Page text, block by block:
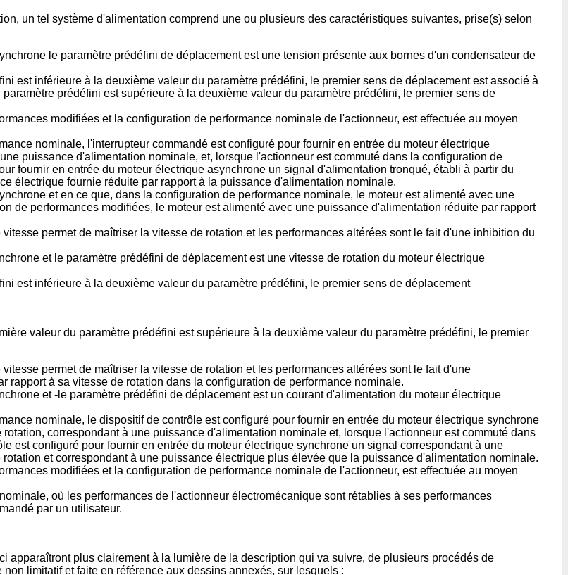
un tel système d'alimentation comprend une ou plusieurs des caractéristiques suivantes, prise(s) selon
le paramètre prédéfini de déplacement est une tension présente aux bornes d'un condensateur de
est inférieure à la deuxième valeur du paramètre prédéfini, le premier sens de déplacement est associé à
prédéfini est supérieure à la deuxième valeur du paramètre prédéfini, le premier sens de
modifiées et la configuration de performance nominale de l'actionneur, est effectuée au moyen
nominale, l'interrupteur commandé est configuré pour fournir en entrée du moteur électrique
puissance d'alimentation nominale, et, lorsque l'actionneur est commuté dans la configuration de
fournir en entrée du moteur électrique asynchrone un signal d'alimentation tronqué, établi à partir du
électrique fournie réduite par rapport à la puissance d'alimentation nominale.
et en ce que, dans la configuration de performance nominale, le moteur est alimenté avec une
de performances modifiées, le moteur est alimenté avec une puissance d'alimentation réduite par rapport
permet de maîtriser la vitesse de rotation et les performances altérées sont le fait d'une inhibition du
et le paramètre prédéfini de déplacement est une vitesse de rotation du moteur électrique
est inférieure à la deuxième valeur du paramètre prédéfini, le premier sens de déplacement
valeur du paramètre prédéfini est supérieure à la deuxième valeur du paramètre prédéfini, le premier
permet de maîtriser la vitesse de rotation et les performances altérées sont le fait d'une
rapport à sa vitesse de rotation dans la configuration de performance nominale.
et -le paramètre prédéfini de déplacement est un courant d'alimentation du moteur électrique
nominale, le dispositif de contrôle est configuré pour fournir en entrée du moteur électrique synchrone
correspondant à une puissance d'alimentation nominale et, lorsque l'actionneur est commuté dans
est configuré pour fournir en entrée du moteur électrique synchrone un signal correspondant à une
et correspondant à une puissance électrique plus élevée que la puissance d'alimentation nominale.
modifiées et la configuration de performance nominale de l'actionneur, est effectuée au moyen
où les performances de l'actionneur électromécanique sont rétablies à ses performances
par un utilisateur.
apparaîtront plus clairement à la lumière de la description qui va suivre, de plusieurs procédés de
limitatif et faite en référence aux dessins annexés, sur lesquels :